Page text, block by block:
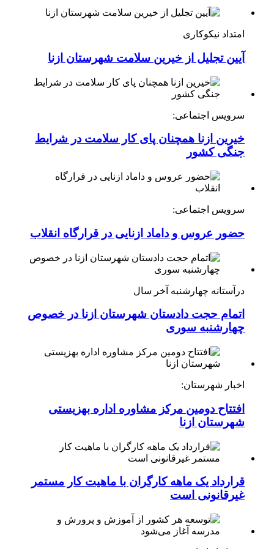
امتداد نیکوکاری
آیین تجلیل از خیرین سلامت شهرستان ازنا
سرویس اجتماعی:
خیرین ازنا همچنان پای کار سلامت در شرایط
جنگی کشور
سرویس اجتماعی:
حضور عروس و داماد ازنایی در قرارگاه انقلاب
درآستانه چهارشنبه آخر سال
اتمام حجت دادستان شهرستان ازنا در خصوص
چهارشنبه ‌سوری
اخبار شهرستان:
افتتاح دومین مرکز مشاوره اداره بهزیستی
شهرستان ازنا
قرارداد یک ماهه کارگران با ماهیت کار مستمر
غیرقانونی است